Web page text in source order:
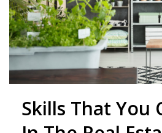
Skills That You